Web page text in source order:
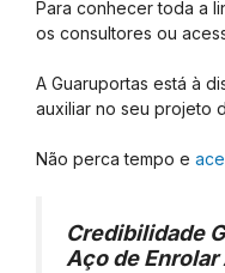
Para conhecer toda a
os consultores ou
A Guaruportas está à
auxiliar no seu projeto
Não perca tempo e
Credibilidade
Aço de